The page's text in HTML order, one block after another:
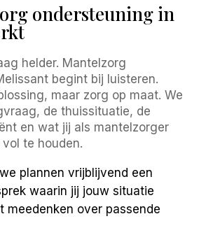
ondersteuning in
helder. Mantelzorg
begint bij luisteren.
maar zorg op maat. We
de thuissituatie, de
en wat jij als mantelzorger
te houden.
we plannen vrijblijvend een
waarin jij jouw situatie
meedenken over passende